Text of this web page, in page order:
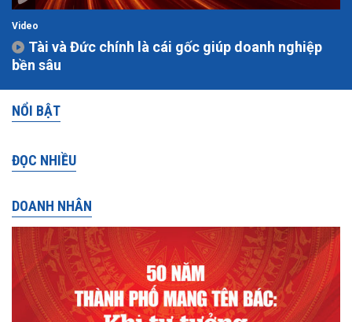
Video
Tài và Đức chính là cái gốc giúp doanh nghiệp
bền sâu
NỔI BẬT
ĐỌC NHIỀU
DOANH NHÂN